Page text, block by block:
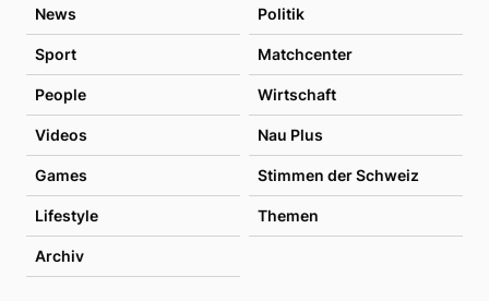
News Politik
Sport Matchcenter
People Wirtschaft
Videos Nau Plus
Games Stimmen der Schweiz
Lifestyle Themen
Archiv